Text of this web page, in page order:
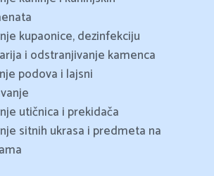
kupaonice, dezinfekciju
i odstranjivanje kamenca
podova i lajsni
utičnica i prekidača
sitnih ukrasa i predmeta na